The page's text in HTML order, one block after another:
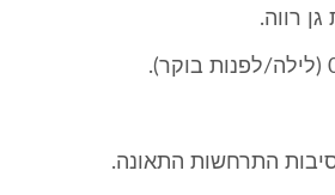
רווה.
התרחשות התאונה.